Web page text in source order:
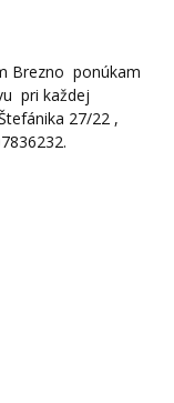
Brezno ponúkam
pri každej
27/22 ,